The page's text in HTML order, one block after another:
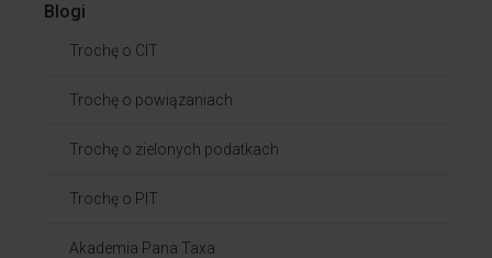
Blogi
Trochę o CIT
Trochę o powiązaniach​
Trochę o zielonych podatkach
Trochę o PIT
Akademia Pana Taxa